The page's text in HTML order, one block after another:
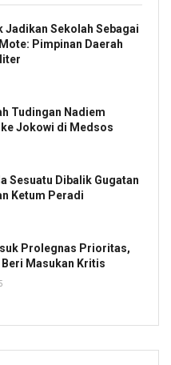
Jadikan Sekolah Sebagai
Pimpinan Daerah
Tudingan Nadiem
Jokowi di Medsos
Sesuatu Dibalik Gugatan
Ketum Peradi
Prolegnas Prioritas,
Masukan Kritis